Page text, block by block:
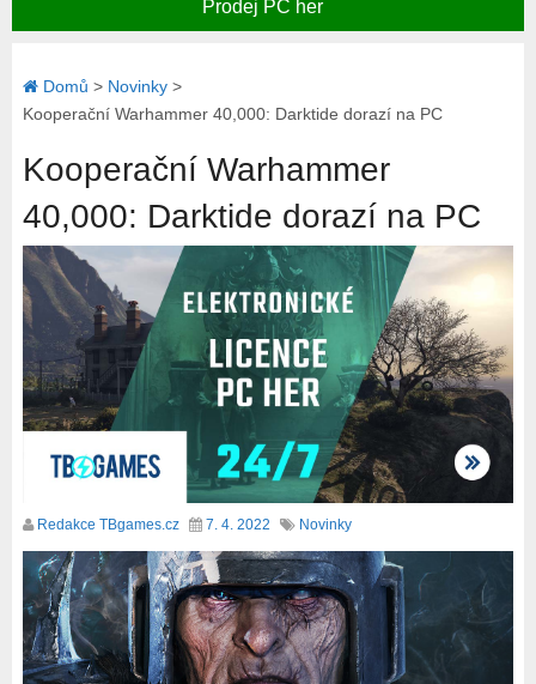
Prodej PC her
Domů > Novinky>
Kooperační Warhammer 40,000: Darktide dorazí na PC
Kooperační Warhammer
40,000: Darktide dorazí na PC
Redakce TBgames.cz 7. 4. 2022 Novinky